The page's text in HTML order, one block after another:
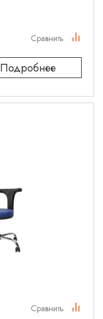
Подробнее
Сравнить
Сравнить